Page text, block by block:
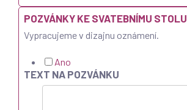
POZVÁNKY KE SVATEBNÍMU STOLU
Vypracujeme v dizajnu oznámení.
Ano
TEXT NA POZVÁNKU